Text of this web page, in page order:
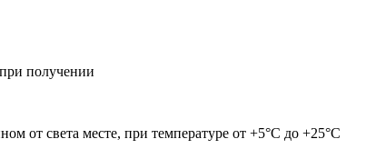
получении
от света месте, при температуре от +5°С до +25°С